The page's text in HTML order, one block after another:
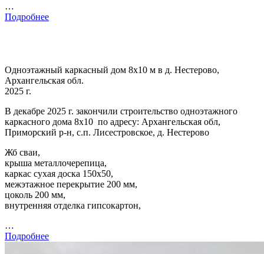
…
Подробнее
Одноэтажный каркасный дом 8х10 м в д. Нестерово,
Архангельская обл.
2025 г.
В декабре 2025 г. закончили строительство одноэтажного
каркасного дома 8х10 по адресу: Архангельская обл,
Приморский р-н, с.п. Лисестровское, д. Нестерово
Жб сваи,
крыша металлочерепица,
каркас сухая доска 150х50,
межэтажное перекрытие 200 мм,
цоколь 200 мм,
внутренняя отделка гипсокартон,
…
Подробнее